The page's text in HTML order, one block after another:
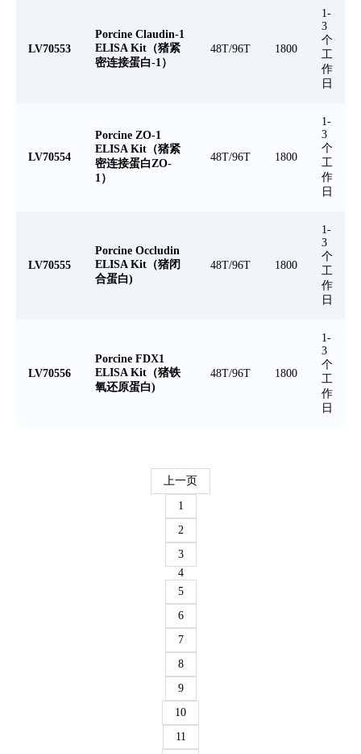
LV70553
Porcine Claudin-1
ELISA Kit（猪紧
密连接蛋白-1）
48T/96T 1800
1-
3
个
工
作
日
LV70554
Porcine ZO-1
ELISA Kit（猪紧
密连接蛋白ZO-
1）
48T/96T 1800
1-
3
个
工
作
日
LV70555
Porcine Occludin
ELISA Kit（猪闭
合蛋白)
48T/96T 1800
1-
3
个
工
作
日
LV70556
Porcine FDX1
ELISA Kit（猪铁
氧还原蛋白)
48T/96T 1800
1-
3
个
工
作
日
上一页
1
2
3
4
5
6
7
8
9
10
11